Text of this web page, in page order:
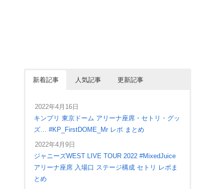
新着記事 人気記事 更新記事
2022年4月16日
キンプリ 東京ドーム アリーナ座席・セトリ・グッ
ズ… #KP_FirstDOME_Mr レポ まとめ
2022年4月9日
ジャニーズWEST LIVE TOUR 2022 #MixedJuice
アリーナ座席 入場口 ステージ構成 セトリ レポま
とめ